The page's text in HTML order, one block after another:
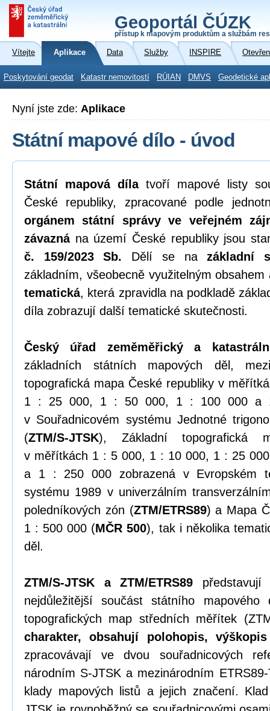
Geoportál ČÚZK
přístup k mapovým produktům a službám
Vítejte Aplikace Data Služby INSPIRE
Poskytování geodat Katastr nemovitostí RÚIAN DMVS Geodetické
Nyní jste zde: Aplikace
Státní mapové dílo - úvod
Státní mapová dílatvoří mapové listy
České republiky, zpracované podle
orgánem státní správy ve veřejném
závaznána území České republiky jsou
č. 159/2023 Sb. Dělí se nazákladní
základním, všeobecně využitelným
tematická, která zpravidla na podkladě
díla zobrazují další tematické skutečnosti.
Český úřad zeměměřický a
základních státních mapových děl,
topografická mapa České republiky v
1 : 25 000, 1 : 50 000, 1 : 100 000 a
v Souřadnicovém systému Jednotné
(ZTM/S-JTSK), Základní topografická
v měřítkách 1 : 5 000, 1 : 10 000, 1 : 25
a 1 : 250 000 zobrazená v Evropském
systému 1989 v univerzálním
poledníkových zón (ZTM/ETRS89) a Mapa
1 : 500 000 (MČR 500), tak i několika
děl.
ZTM/S-JTSK a ZTM/ETRS89 představují
nejdůležitější součást státního mapového
topografických map středních měřítek
charakter, obsahují polohopis,
zpracovávají ve dvou souřadnicových
národním S-JTSK a mezinárodním
klady mapových listů a jejich značení.